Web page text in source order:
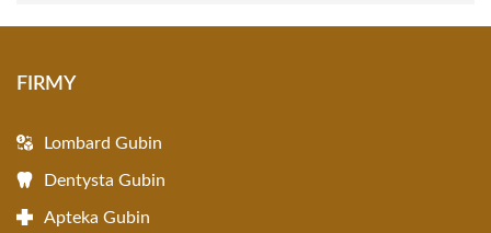
FIRMY
Lombard Gubin
Dentysta Gubin
Apteka Gubin